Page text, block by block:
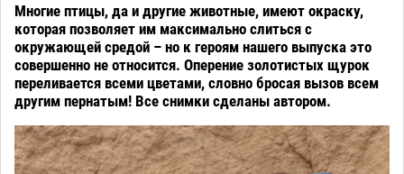
Многие птицы, да и другие животные, имеют окраску,
которая позволяет им максимально слиться с
окружающей средой – но к героям нашего выпуска это
совершенно не относится. Оперение золотистых щурок
переливается всеми цветами, словно бросая вызов всем
другим пернатым! Все снимки сделаны автором.